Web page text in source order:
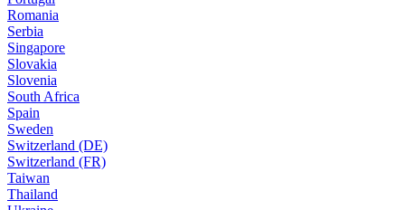
Romania
Serbia
Singapore
Slovakia
Slovenia
South Africa
Spain
Sweden
Switzerland (DE)
Switzerland (FR)
Taiwan
Thailand